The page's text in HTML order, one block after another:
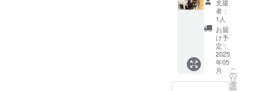
ズ：口
77mm×
高さ
95mm)
となり
ます。
【備考
欄にお
名前を
記載く
ださ
い。】
全額の
支援
者：
1人
お届
け予
定：
2025
年05
月
こ
の
リ
タ